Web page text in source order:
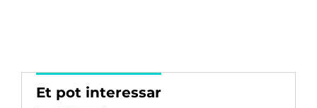
Et pot interessar